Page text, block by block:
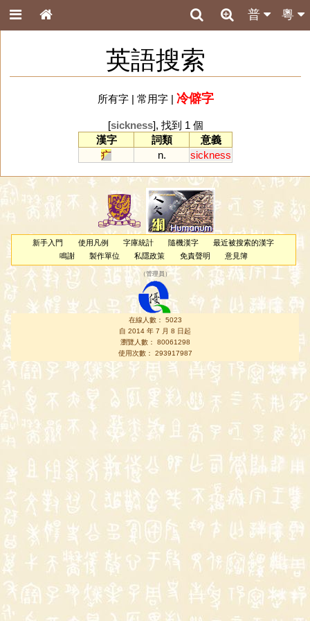
粵
普
英語搜索
所有字| 常用字| 冷僻字
[sickness], 找到 1 個
漢字
詞類
意義
疒
n. sickness
新手入門 使用凡例 字庫統計 隨機漢字
最近被搜索的漢字
鳴謝
製作單位 私隱政策 免責聲明 意見簿
（管理員 ）
在線人數： 5023
自 2014 年 7 月 8 日起
瀏覽人數： 80061298
使用次數： 293917987